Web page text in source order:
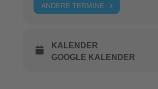
ANDERE TERMINE
KALENDER
GOOGLE KALENDER